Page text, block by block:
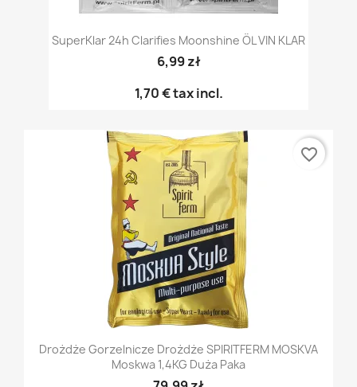
SuperKlar 24h Clarifies Moonshine ÖL VIN KLAR
6,99 zł
1,70 €tax incl.
Drożdże Gorzelnicze Drożdże SPIRITFERM MOSKVA
Moskwa 1,4KG Duża Paka
favorite_border